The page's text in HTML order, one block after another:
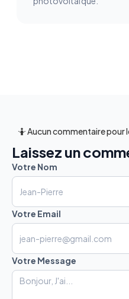
🤷 Aucun commentaire pour
Laissez un
Votre Nom
Votre Email
Votre Message